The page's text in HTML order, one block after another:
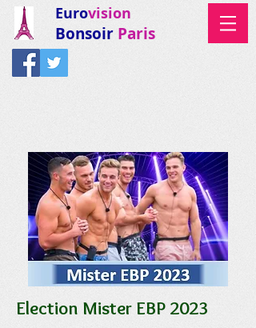
Eurovision
Bonsoir Paris
Election Mister EBP 2023